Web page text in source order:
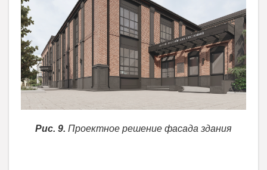
Рис. 9. Проектное решение фасада здания